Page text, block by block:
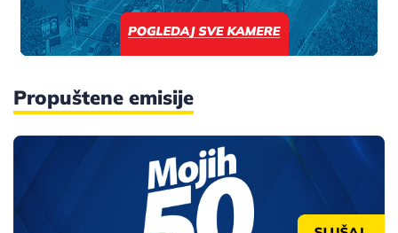
Propuštene emisije